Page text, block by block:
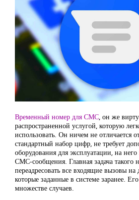
Временный номер для СМС , он же
распространенной услугой, которую
использовать. Он ничем не отличается
стандартный набор цифр, не требует
оборудования для эксплуатации, на
СМС-сообщения. Главная задача такого
переадресовать все входящие вызовы на
которые заданные в системе заранее.
множестве случаев.